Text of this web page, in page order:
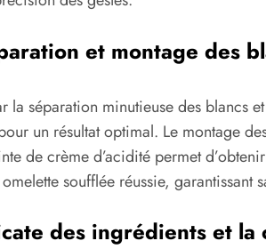
et montage des
la séparation minutieuse des blancs
un résultat optimal. Le montage
de crème d’acidité permet
soufflée réussie, garantissant
des ingrédients et la